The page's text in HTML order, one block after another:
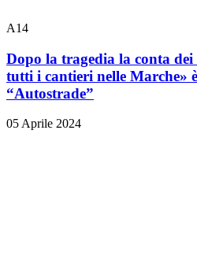
A14
Dopo la tragedia la conta
tutti i cantieri nelle Marche»
“Autostrade”
05 Aprile 2024